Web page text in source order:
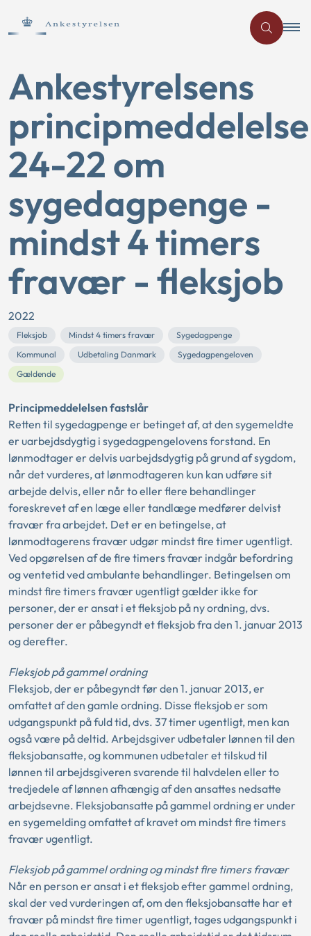
Ankestyrelsens
principmeddelelse
24-22 om
sygedagpenge -
mindst 4 timers
fravær - fleksjob
2022
Fleksjob Mindst 4 timers fravær
Sygedagpenge
Kommunal
Udbetaling Danmark
Sygedagpengeloven
Gældende
Principmeddelelsen fastslår
Retten til sygedagpenge er betinget af, at den sygemeldte
er uarbejdsdygtig i sygedagpengelovens forstand. En
lønmodtager er delvis uarbejdsdygtig på grund af sygdom,
når det vurderes, at lønmodtageren kun kan udføre sit
arbejde delvis, eller når to eller flere behandlinger
foreskrevet af en læge eller tandlæge medfører delvist
fravær fra arbejdet. Det er en betingelse, at
lønmodtagerens fravær udgør mindst fire timer ugentligt.
Ved opgørelsen af de fire timers fravær indgår befordring
og ventetid ved ambulante behandlinger. Betingelsen om
mindst fire timers fravær ugentligt gælder ikke for
personer, der er ansat i et fleksjob på ny ordning, dvs.
personer der er påbegyndt et fleksjob fra den 1. januar 2013
og derefter.
Fleksjob på gammel ordning
Fleksjob, der er påbegyndt før den 1. januar 2013, er
omfattet af den gamle ordning. Disse fleksjob er som
udgangspunkt på fuld tid, dvs. 37 timer ugentligt, men kan
også være på deltid. Arbejdsgiver udbetaler lønnen til den
fleksjobansatte, og kommunen udbetaler et tilskud til
lønnen til arbejdsgiveren svarende til halvdelen eller to
tredjedele af lønnen afhængig af den ansattes nedsatte
arbejdsevne. Fleksjobansatte på gammel ordning er under
en sygemelding omfattet af kravet om mindst fire timers
fravær ugentligt.
Fleksjob på gammel ordning og mindst fire timers fravær
Når en person er ansat i et fleksjob efter gammel ordning,
skal der ved vurderingen af, om den fleksjobansatte har et
fravær på mindst fire timer ugentligt, tages udgangspunkt i